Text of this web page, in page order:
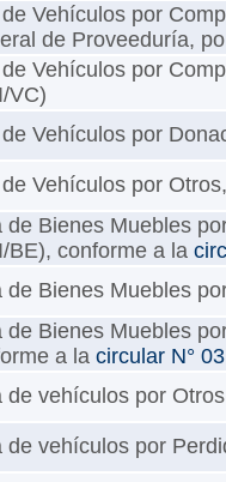
Vehículos por
de Proveeduría,
Vehículos por
VC)
Vehículos por
Vehículos por
de Bienes Muebles
BE), conforme a la
de Bienes Muebles
de Bienes Muebles
a la circular N°
de vehículos por
de vehículos por